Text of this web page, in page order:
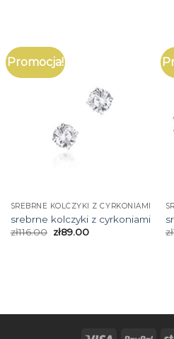
Promocja!
SREBRNE KOLCZYKI Z CYRKONIAMI
srebrne kolczyki z cyrkoniami
zł116.00 zł89.00
zł